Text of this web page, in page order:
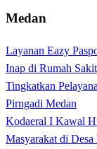
Medan
Layanan Eazy
Inap di Rumah Sakit
Tingkatkan
Pirngadi Medan‎
Kodaeral I Kawal
Masyarakat di